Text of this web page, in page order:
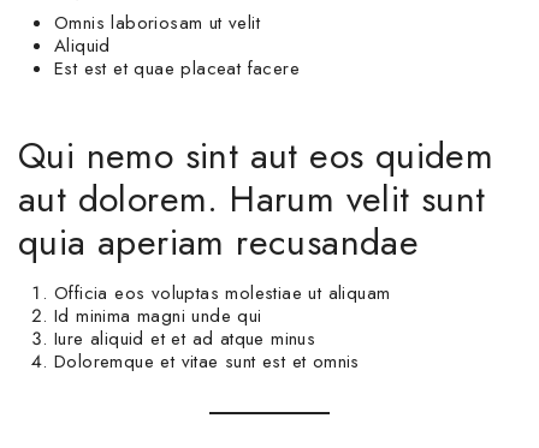
Omnis laboriosam ut velit
Aliquid
Est est et quae placeat facere
Qui nemo sint aut eos quidem
aut dolorem. Harum velit sunt
quia aperiam recusandae
Officia eos voluptas molestiae ut aliquam
Id minima magni unde qui
Iure aliquid et et ad atque minus
Doloremque et vitae sunt est et omnis